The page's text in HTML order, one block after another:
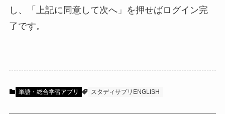
し、「上記に同意して次へ」を押せばログイン完
了です。
単語・総合学習アプリ スタディサプリENGLISH